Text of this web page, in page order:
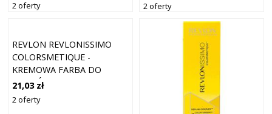
POPIELATY BLOND
2 oferty 2 oferty
REVLON REVLONISSIMO
COLORSMETIQUE -
KREMOWA FARBA DO
WŁOSÓW, 60ML 7,01 |
ŚREDNI NATURALNY
POPIELATY BLOND
21,03 zł
2 oferty